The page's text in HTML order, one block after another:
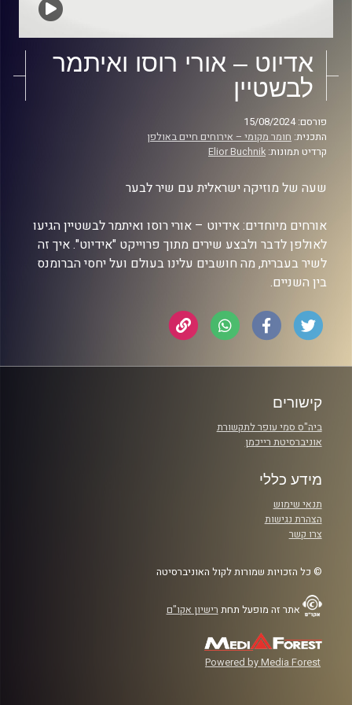
אדיוט – אורי רוסו ואיתמר
לבשטיין
פורסם: 15/08/2024
התכנית: חומר מקומי – אירוחים חיים באולפן
קרדיט תמונות: Elior Buchnik
שעה של מוזיקה ישראלית עם שיר לבער
אורחים מיוחדים: אידיוט – אורי רוסו ואיתמר לבשטיין הגיעו
לאולפן לדבר ולבצע שירים מתוך פרוייקט "אידיוט". איך זה
לשיר בעברית, מה חושבים עלינו בעולם ועל יחסי הברומנס
בין השניים.
קישורים
ביה"ס סמי עופר לתקשורת
אוניברסיטת רייכמן
מידע כללי
תנאי שימוש
הצהרת נגישות
צרו קשר
© כל הזכויות שמורות לקול האוניברסיטה
אתר זה מופעל תחת רישיון אקו"ם
Powered by Media Forest